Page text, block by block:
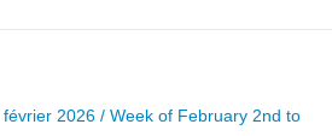
2026 / Week of February 2nd to